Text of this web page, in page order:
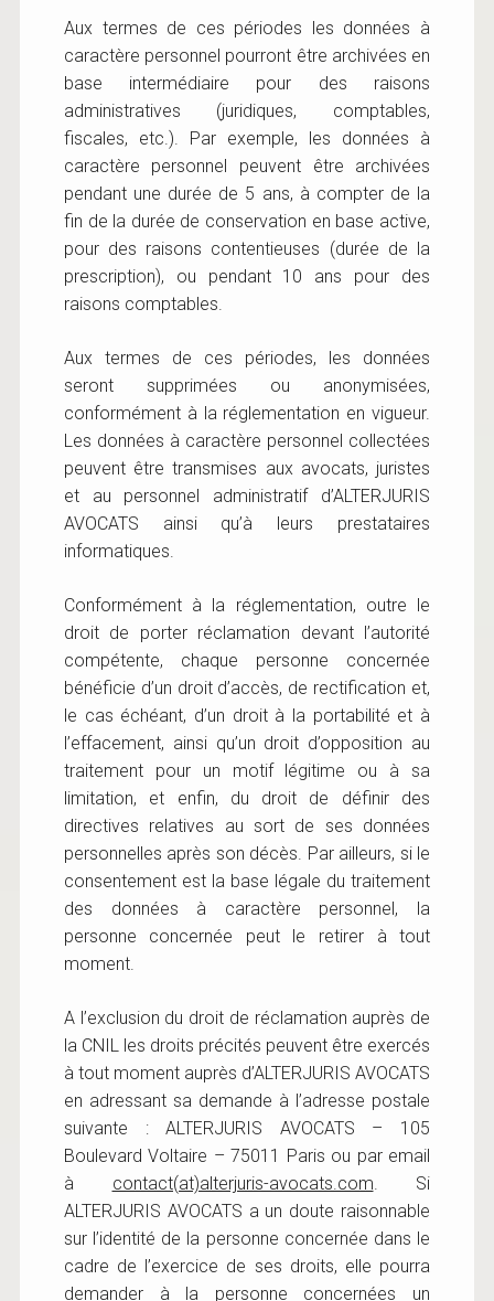
Aux termes de ces périodes les données à
caractère personnel pourront être archivées en
base intermédiaire pour des raisons
administratives (juridiques, comptables,
fiscales, etc.). Par exemple, les données à
caractère personnel peuvent être archivées
pendant une durée de 5 ans, à compter de la
fin de la durée de conservation en base active,
pour des raisons contentieuses (durée de la
prescription), ou pendant 10 ans pour des
raisons comptables.
Aux termes de ces périodes, les données
seront supprimées ou anonymisées,
conformément à la réglementation en vigueur.
Les données à caractère personnel collectées
peuvent être transmises aux avocats, juristes
et au personnel administratif d’ALTERJURIS
AVOCATS ainsi qu’à leurs prestataires
informatiques.
Conformément à la réglementation, outre le
droit de porter réclamation devant l’autorité
compétente, chaque personne concernée
bénéficie d’un droit d’accès, de rectification et,
le cas échéant, d’un droit à la portabilité et à
l’effacement, ainsi qu’un droit d’opposition au
traitement pour un motif légitime ou à sa
limitation, et enfin, du droit de définir des
directives relatives au sort de ses données
personnelles après son décès. Par ailleurs, si le
consentement est la base légale du traitement
des données à caractère personnel, la
personne concernée peut le retirer à tout
moment.
A l’exclusion du droit de réclamation auprès de
la CNIL les droits précités peuvent être exercés
à tout moment auprès d’ALTERJURIS AVOCATS
en adressant sa demande à l’adresse postale
suivante : ALTERJURIS AVOCATS – 105
Boulevard Voltaire – 75011 Paris ou par email
à contact(at)alterjuris-avocats.com. Si
ALTERJURIS AVOCATS a un doute raisonnable
sur l’identité de la personne concernée dans le
cadre de l’exercice de ses droits, elle pourra
demander à la personne concernées un